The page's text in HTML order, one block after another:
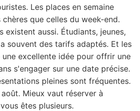
Les places en semaine
que celles du week-end.
existent aussi. Étudiants, jeunes,
souvent des tarifs adaptés. Et les
une excellente idée pour offrir une
s'engager sur une date précise.
pleines sont fréquentes.
Mieux vaut réserver à
êtes plusieurs.